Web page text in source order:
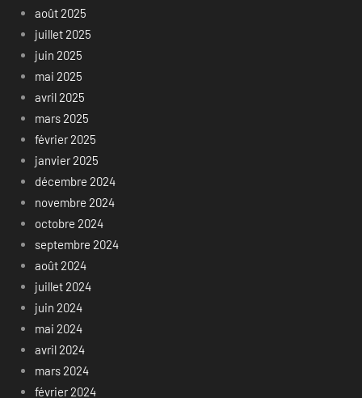
août 2025
juillet 2025
juin 2025
mai 2025
avril 2025
mars 2025
février 2025
janvier 2025
décembre 2024
novembre 2024
octobre 2024
septembre 2024
août 2024
juillet 2024
juin 2024
mai 2024
avril 2024
mars 2024
février 2024